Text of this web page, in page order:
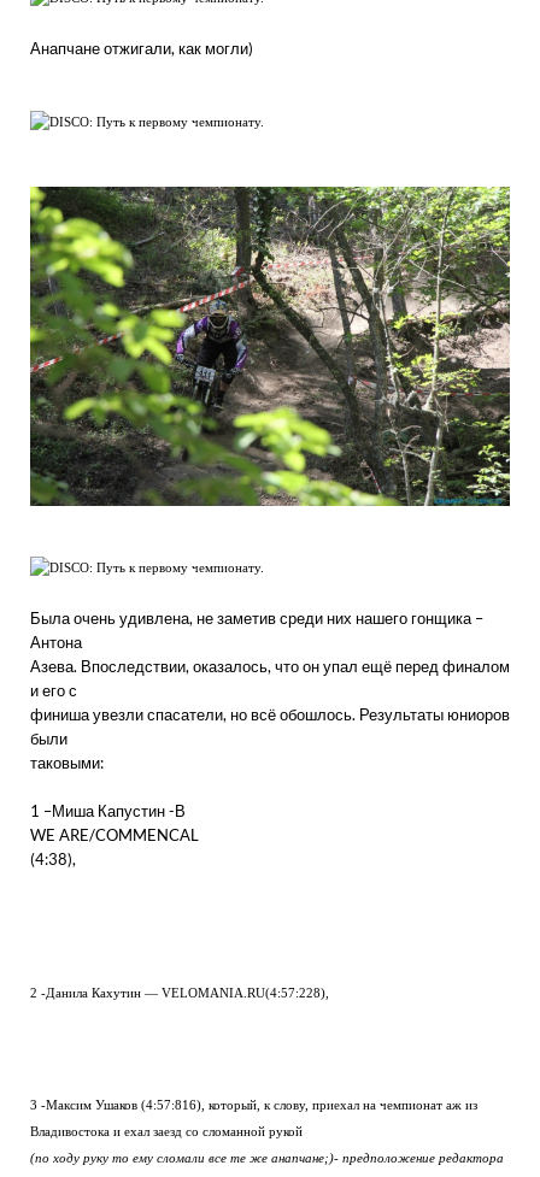
Анапчане отжигали, как могли)
Была очень удивлена, не заметив среди них нашего гонщика –
Антона
Азева. Впоследствии, оказалось, что он упал ещё перед финалом
и его с
финиша увезли спасатели, но всё обошлось. Результаты юниоров
были
таковыми:
1 –Миша Капустин -В
WE ARE/COMMENCAL
(4:38),
2 -Данила Кахутин — VELOMANIA.RU(4:57:228),
3 -Максим Ушаков (4:57:816), который, к слову, приехал на чемпионат аж из
Владивостока и ехал заезд со сломанной рукой
(по ходу руку то ему сломали все те же анапчане;)- предположение редактора